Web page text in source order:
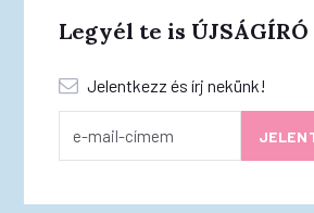
Legyél te is ÚJSÁGÍRÓ
Jelentkezz és írj nekünk!